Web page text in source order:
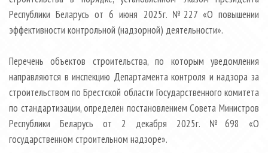
Республики Беларусь от 6 июня 2025г. №227 «О повышении
эффективности контрольной (надзорной) деятельности».
Перечень объектов строительства, по которым уведомления
направляются в инспекцию Департамента контроля и надзора за
строительством по Брестской области Государственного комитета
по стандартизации, определен постановлением Совета Министров
Республики Беларусь от 2 декабря 2025г. №698 «О
государственном строительном надзоре».